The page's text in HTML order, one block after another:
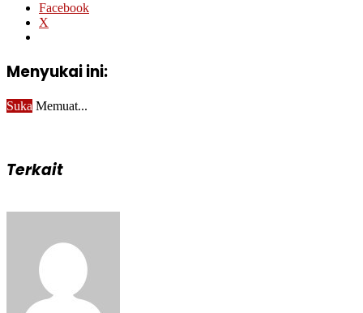
Facebook
X
Menyukai ini:
Suka Memuat...
Terkait